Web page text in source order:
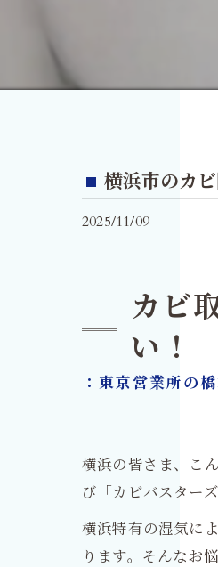
横浜市のカ
2025/11/09
カビ
い！
：東京営業所の
横浜の皆さま、こ
び「カビバスター
横浜特有の湿気に
ります。そんなお